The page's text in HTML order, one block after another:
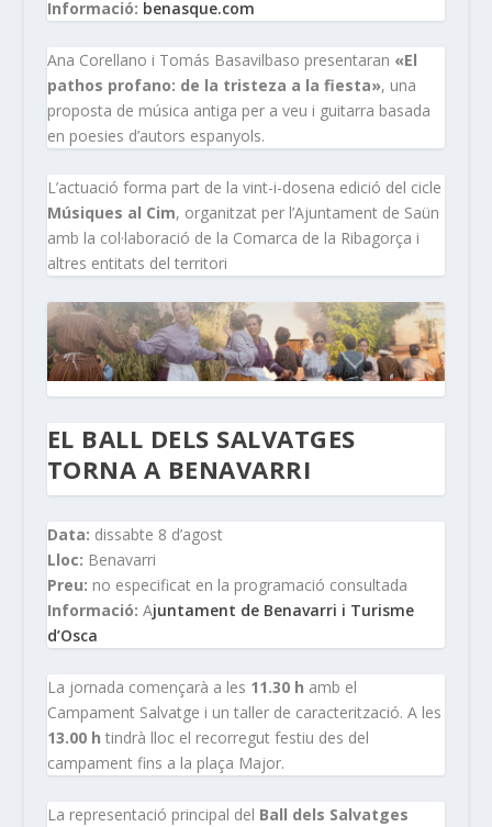
Informació: benasque.com
Ana Corellano i Tomás Basavilbaso presentaran «El
pathos profano: de la tristeza a la fiesta», una
proposta de música antiga per a veu i guitarra basada
en poesies d’autors espanyols.
L’actuació forma part de la vint-i-dosena edició del cicle
Músiques al Cim, organitzat per l’Ajuntament de Saün
amb la col·laboració de la Comarca de la Ribagorça i
altres entitats del territori
EL BALL DELS SALVATGES
TORNA A BENAVARRI
Data: dissabte 8 d’agost
Lloc: Benavarri
Preu: no especificat en la programació consultada
Informació: Ajuntament de Benavarri i Turisme
d’Osca
La jornada començarà a les 11.30 h amb el
Campament Salvatge i un taller de caracterització. A les
13.00 h tindrà lloc el recorregut festiu des del
campament fins a la plaça Major.
La representació principal del Ball dels Salvatges